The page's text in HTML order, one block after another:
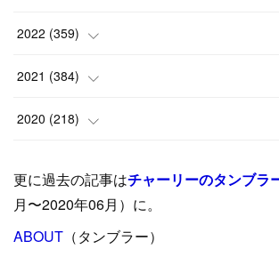
(6)
(9 )
( 5 )
( 15
(24)
(10)
(18)
(17)
)
(12)
(25)
(17)
(35)
(33 )
(26)
2022 (359)
(42)
(37)
(31)
(31)
2021 (384)
(9)
(39)
( 23)
2020 (218)
(24)
( 42)
更に過去の記事はチャーリーのタンブラ
月〜2020年06月）に。
ABOUT （タンブラー）